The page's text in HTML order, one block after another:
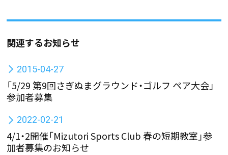
関連するお知らせ
2015-04-27
「5/29 第9回さぎぬまグラウンド・ゴルフ ペア大会」
参加者募集
2022-02-21
4/1・2開催「Mizutori Sports Club 春の短期教室」参
加者募集のお知らせ